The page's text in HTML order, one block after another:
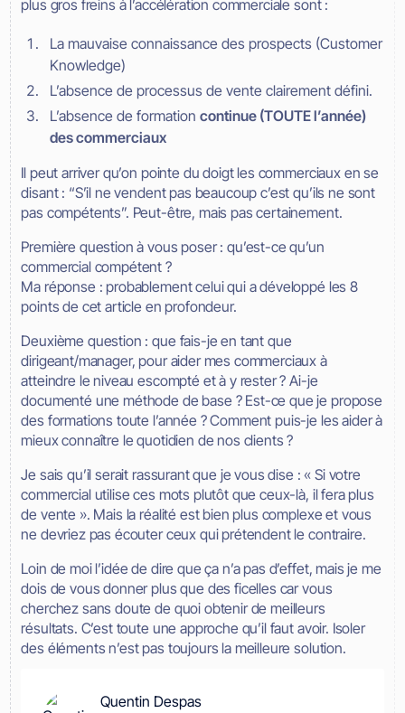
plus gros freins à l’accélération commerciale sont :
La mauvaise connaissance des prospects (Customer
Knowledge)
L’absence de processus de vente clairement défini.
L’absence de formationcontinue (TOUTE l’année)
des commerciaux
Il peut arriver qu’on pointe du doigt les commerciaux en se
disant : “S’il ne vendent pas beaucoup c’est qu’ils ne sont
pas compétents”. Peut-être, mais pas certainement.
Première question à vous poser : qu’est-ce qu’un
commercial compétent ?
Ma réponse : probablement celui qui a développé les 8
points de cet article en profondeur.
Deuxième question : que fais-je en tant que
dirigeant/manager, pour aider mes commerciaux à
atteindre le niveau escompté et à y rester ? Ai-je
documenté une méthode de base ? Est-ce que je propose
des formations toute l’année ? Comment puis-je les aider à
mieux connaître le quotidien de nos clients ?
Je sais qu’il serait rassurant que je vous dise : « Si votre
commercial utilise ces mots plutôt que ceux-là, il fera plus
de vente ». Mais la réalité est bien plus complexe et vous
ne devriez pas écouter ceux qui prétendent le contraire.
Loin de moi l’idée de dire que ça n’a pas d’effet, mais je me
dois de vous donner plus que des ficelles car vous
cherchez sans doute de quoi obtenir de meilleurs
résultats. C’est toute une approche qu’il faut avoir. Isoler
des éléments n’est pas toujours la meilleure solution.
Quentin Despas